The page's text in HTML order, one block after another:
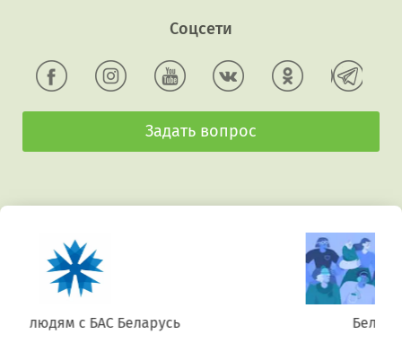
Соцсети
Задать вопрос
Беларусь. Gluten free